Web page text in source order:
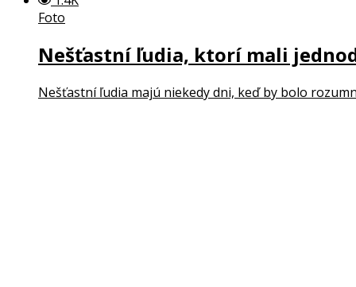
Foto
Nešťastní ľudia, ktorí mali
Nešťastní ľudia majú niekedy dni, keď by bolo